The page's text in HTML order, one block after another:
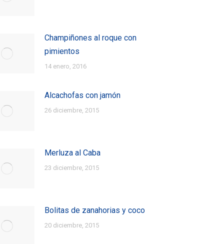
Champiñones al roque con
pimientos
14 enero, 2016
Alcachofas con jamón
26 diciembre, 2015
Merluza al Caba
23 diciembre, 2015
Bolitas de zanahorias y coco
20 diciembre, 2015